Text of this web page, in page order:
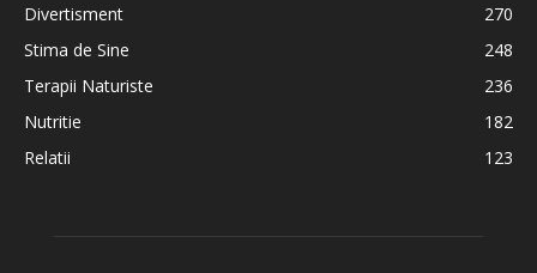
Divertisment
270
Stima de Sine
248
Terapii Naturiste
236
Nutritie
182
Relatii
123